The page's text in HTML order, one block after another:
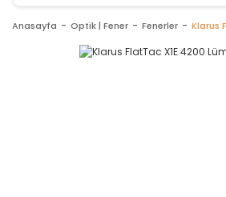
Anasayfa Optik | Fener Fenerler Klarus